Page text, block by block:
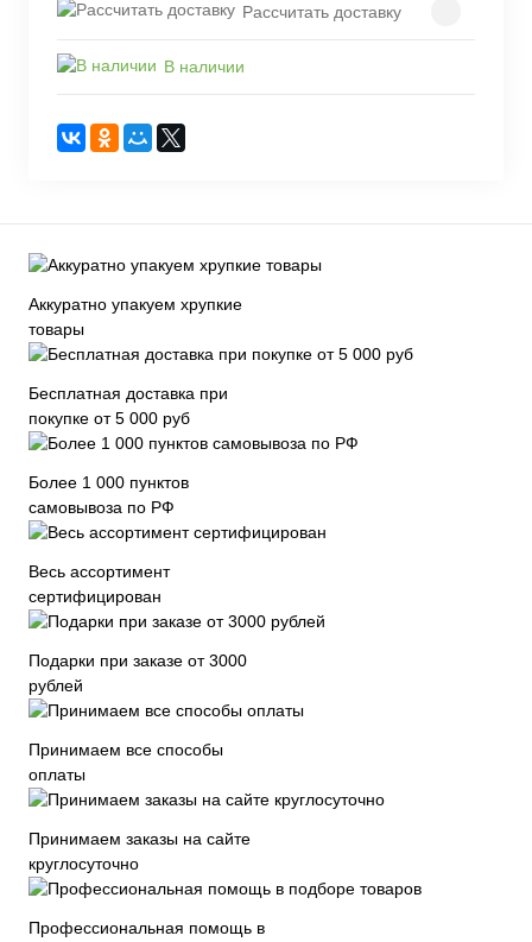
Рассчитать доставку
В наличии
Аккуратно упакуем хрупкие
товары
Бесплатная доставка при
покупке от 5 000 руб
Более 1 000 пунктов
самовывоза по РФ
Весь ассортимент
сертифицирован
Подарки при заказе от 3000
рублей
Принимаем все способы
оплаты
Принимаем заказы на сайте
круглосуточно
Профессиональная помощь в